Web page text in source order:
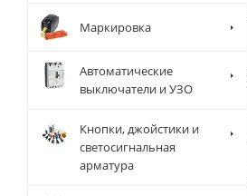
Маркировка
Автоматические
выключатели и УЗО
Кнопки, джойстики и
светосигнальная
арматура